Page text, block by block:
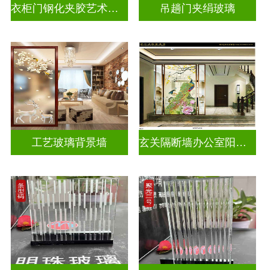
衣柜门钢化夹胶艺术玻璃 吊趟门夹绢玻璃
工艺玻璃背景墙 玄关隔断墙办公室阳台挡门山水画背景墙玻璃